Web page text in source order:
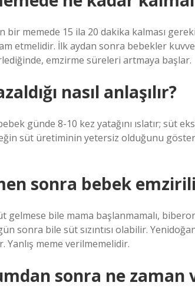
memede 15 ila 20 dakika kalması
etmelidir. İlk aydan sonra bebekler
emzirme süreleri artmaya başlar.
nasıl anlaşılır?
günde 8-10 kez yatağını ıslatır; süt
süt üretiminin yetersiz olduğunu
sonra bebek
gelmese bile mama başlanmamalı,
sonra bile süt sızıntısı olabilir.
Yanlış meme verilmemelidir.
sonra ne zaman